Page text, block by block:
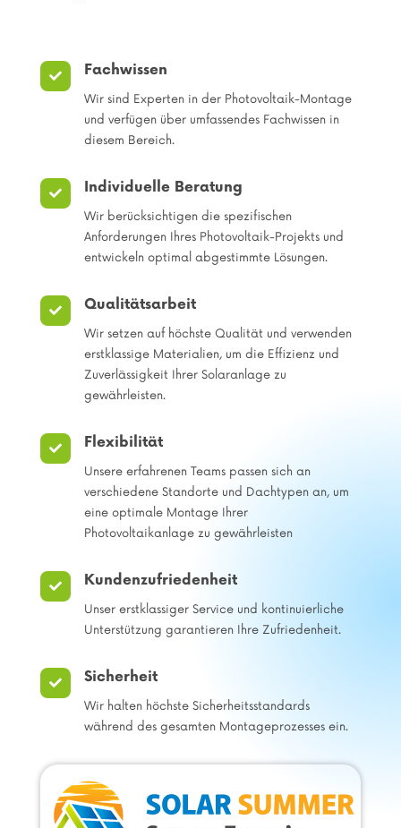
 Fachwissen
Wir sind Experten in der Photovoltaik-Montage
und verfügen über umfassendes Fachwissen in
diesem Bereich.
 Individuelle Beratung
Wir berücksichtigen die spezifischen
Anforderungen Ihres Photovoltaik-Projekts und
entwickeln optimal abgestimmte Lösungen.
 Qualitätsarbeit
Wir setzen auf höchste Qualität und verwenden
erstklassige Materialien, um die Effizienz und
Zuverlässigkeit Ihrer Solaranlage zu
gewährleisten.
 Flexibilität
Unsere erfahrenen Teams passen sich an
verschiedene Standorte und Dachtypen an, um
eine optimale Montage Ihrer
Photovoltaikanlage zu gewährleisten
 Kundenzufriedenheit
Unser erstklassiger Service und kontinuierliche
Unterstützung garantieren Ihre Zufriedenheit.
 Sicherheit
Wir halten höchste Sicherheitsstandards
während des gesamten Montageprozesses ein.